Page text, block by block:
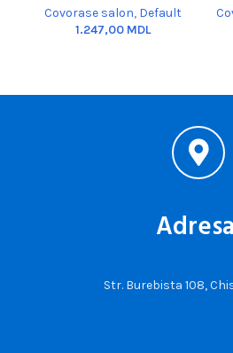
Covorase salon, Default
MDL
Str. Burebista 108,